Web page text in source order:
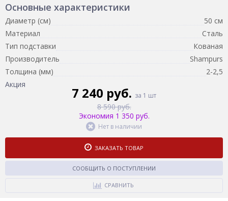
Основные характеристики
Диаметр (см)
50 см
Материал
Сталь
Тип подставки
Кованая
Производитель
Shampurs
Толщина (мм)
2-2,5
Акция
7 240 руб. за 1 шт
8 590 руб.
Экономия 1 350 руб.
Нет в наличии
ЗАКАЗАТЬ ТОВАР
СООБЩИТЬ О ПОСТУПЛЕНИИ
СРАВНИТЬ